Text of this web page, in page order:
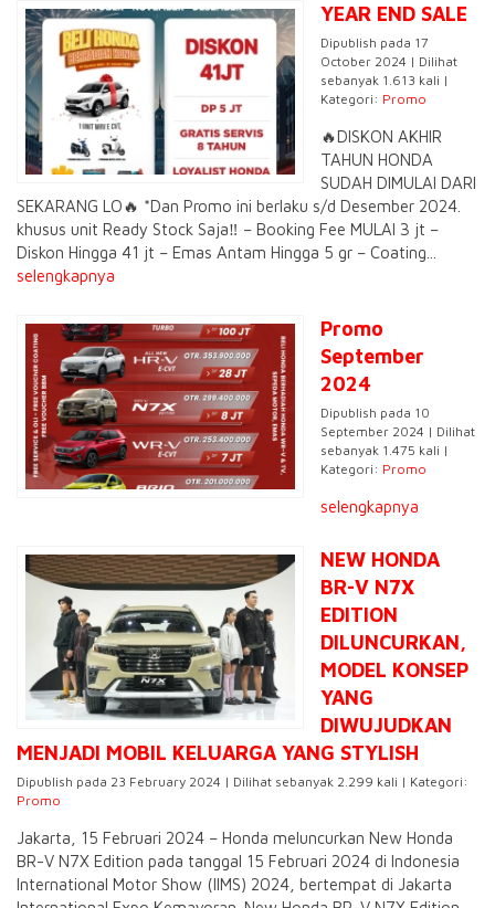
YEAR END SALE
Dipublish pada 17
October 2024 | Dilihat
sebanyak 1.613 kali |
Kategori: Promo
🔥DISKON AKHIR
TAHUN HONDA
SUDAH DIMULAI DARI
SEKARANG LO🔥 *Dan Promo ini berlaku s/d Desember 2024.
khusus unit Ready Stock Saja‼️ – Booking Fee MULAI 3 jt –
Diskon Hingga 41 jt – Emas Antam Hingga 5 gr – Coating...
selengkapnya
Promo
September
2024
Dipublish pada 10
September 2024 | Dilihat
sebanyak 1.475 kali |
Kategori: Promo
selengkapnya
NEW HONDA
BR-V N7X
EDITION
DILUNCURKAN,
MODEL KONSEP
YANG
DIWUJUDKAN
MENJADI MOBIL KELUARGA YANG STYLISH
Dipublish pada 23 February 2024 | Dilihat sebanyak 2.299 kali | Kategori:
Promo
Jakarta, 15 Februari 2024 – Honda meluncurkan New Honda
BR-V N7X Edition pada tanggal 15 Februari 2024 di Indonesia
International Motor Show (IIMS) 2024, bertempat di Jakarta